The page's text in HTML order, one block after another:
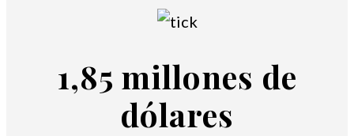
1,85 millones de
dólares